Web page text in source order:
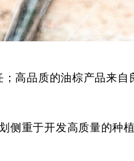
高品质的油棕产品来
重于开发高质量的种